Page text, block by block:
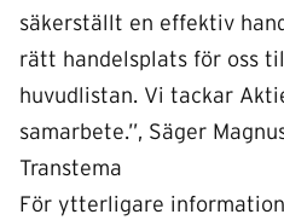
säkerställt en effektiv
rätt handelsplats för oss
huvudlistan. Vi tackar
samarbete.”, Säger
Transtema
För ytterligare